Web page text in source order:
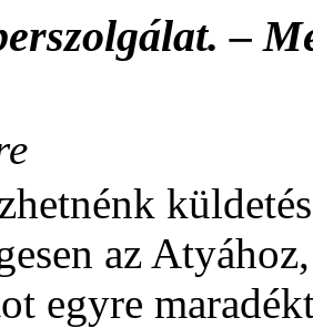
–
az
egyre